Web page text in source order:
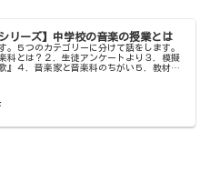
リーズ】中学校の音楽の授業とは
。５つのカテゴリーに分けて話をします。
科とは？２．生徒アンケートより３．模擬
』４．音楽家と音楽科のちがい５．教材の